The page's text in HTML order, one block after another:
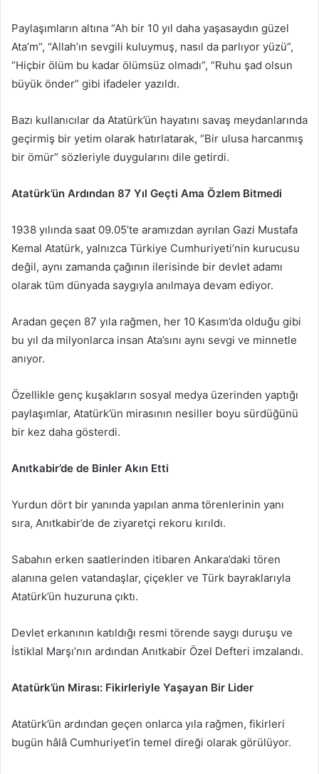
Paylaşımların altına “Ah bir 10 yıl daha yaşasaydın güzel
Ata’m”, “Allah’ın sevgili kuluymuş, nasıl da parlıyor yüzü”,
“Hiçbir ölüm bu kadar ölümsüz olmadı”, “Ruhu şad olsun
büyük önder” gibi ifadeler yazıldı.
Bazı kullanıcılar da Atatürk’ün hayatını savaş meydanlarında
geçirmiş bir yetim olarak hatırlatarak, “Bir ulusa harcanmış
bir ömür” sözleriyle duygularını dile getirdi.
Atatürk’ün Ardından 87 Yıl Geçti Ama Özlem Bitmedi
1938 yılında saat 09.05’te aramızdan ayrılan Gazi Mustafa
Kemal Atatürk, yalnızca Türkiye Cumhuriyeti’nin kurucusu
değil, aynı zamanda çağının ilerisinde bir devlet adamı
olarak tüm dünyada saygıyla anılmaya devam ediyor.
Aradan geçen 87 yıla rağmen, her 10 Kasım’da olduğu gibi
bu yıl da milyonlarca insan Ata’sını aynı sevgi ve minnetle
anıyor.
Özellikle genç kuşakların sosyal medya üzerinden yaptığı
paylaşımlar, Atatürk’ün mirasının nesiller boyu sürdüğünü
bir kez daha gösterdi.
Anıtkabir’de de Binler Akın Etti
Yurdun dört bir yanında yapılan anma törenlerinin yanı
sıra, Anıtkabir’de de ziyaretçi rekoru kırıldı.
Sabahın erken saatlerinden itibaren Ankara’daki tören
alanına gelen vatandaşlar, çiçekler ve Türk bayraklarıyla
Atatürk’ün huzuruna çıktı.
Devlet erkanının katıldığı resmi törende saygı duruşu ve
İstiklal Marşı’nın ardından Anıtkabir Özel Defteri imzalandı.
Atatürk’ün Mirası: Fikirleriyle Yaşayan Bir Lider
Atatürk’ün ardından geçen onlarca yıla rağmen, fikirleri
bugün hâlâ Cumhuriyet’in temel direği olarak görülüyor.